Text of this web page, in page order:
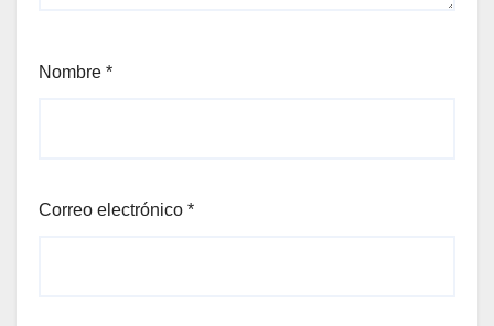
Nombre *
Correo electrónico *